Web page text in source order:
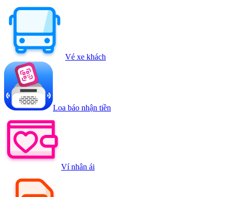
Vé xe khách
Loa báo nhận tiền
Ví nhân ái